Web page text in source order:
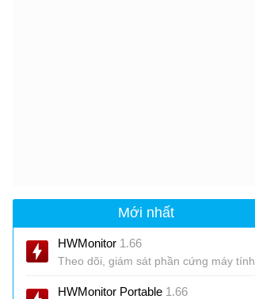
Mới nhất
HWMonitor 1.66
Theo dõi, giám sát phần cứng máy tính
HWMonitor Portable 1.66